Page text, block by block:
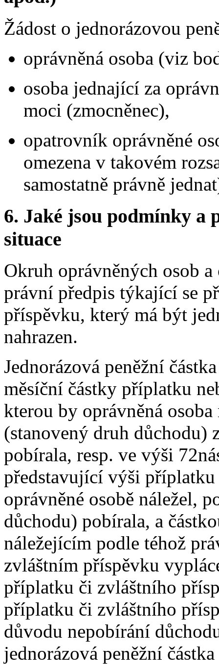
Žádost o jednorázovou
oprávněná osoba (viz
osoba jednající za
moci (zmocněnec),
opatrovník oprávněné
omezena v takovém
samostatně právně
6. Jaké jsou podmínky a
situace
Okruh oprávněných osob
právní předpis týkající se
příspěvku, který má být
nahrazen.
Jednorázová peněžní
měsíční částky příplatku
kterou by oprávněná
(stanovený druh důchodu)
pobírala, resp. ve výši
představující výši
oprávněné osobě náležel,
důchodu) pobírala, a
náležejícím podle téhož
zvláštním příspěvku
příplatku či zvláštního
příplatku či zvláštního
důvodu nepobírání
jednorázová peněžní